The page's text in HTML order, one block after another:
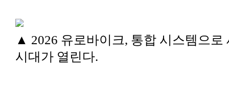
▲ 2026 유로바이크, 통합 시스템으로
시대가 열린다.